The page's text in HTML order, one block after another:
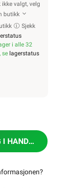
valgt, velg
butikk
Sjekk
i alle 32
se lagerstatus
I HANDLEKURV